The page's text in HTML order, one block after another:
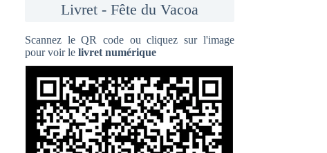
Livret - Fête du Vacoa
Scannez le QR code ou cliquez sur l'image
pour voir lelivret numérique